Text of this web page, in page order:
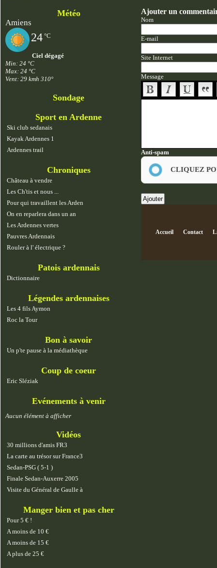
Météo
Amiens
24 °C
Ciel dégagé
Min: 24 °C
Max: 24 °C
Vent: 29 kmh 310°
Sondage
Sport en Ardenne
Ski club sedanais
Kayak Ardennes 1
Ardennes trail
Chroniques
Château à vendre
Les Ch'tis et nous ...
Pour qui travaillent les Arden
On en reparlera dans un an
Les Ardennes vertes
Pauvres Ardennais
Rouler à l' électrique ?
Patois ardennais
Dictionnaire
Légendes ardennaises
Les 4 fils Aymon
Roc la Tour
Bon à savoir
Un p'te pause à la médiathèque
Coup de coeur
Eric Sléziak
Evénements à venir
Aucun élément à afficher
Vidéos
30 millions d'amis FR3
La carte au trésor sur France3
Sedan-PSG ( 5-1 )
Finale Sedan-Auxerre 2005
Visite du Général de Gaulle à
Manger bien et pas cher
Pour 5 € !
A moins de 10 €
A moins de 15 €
A plus de 25 €
Ajouter un
Nom
E-mail
Site Internet
Message
Anti-spam
CLIQUEZ
Accueil Contact